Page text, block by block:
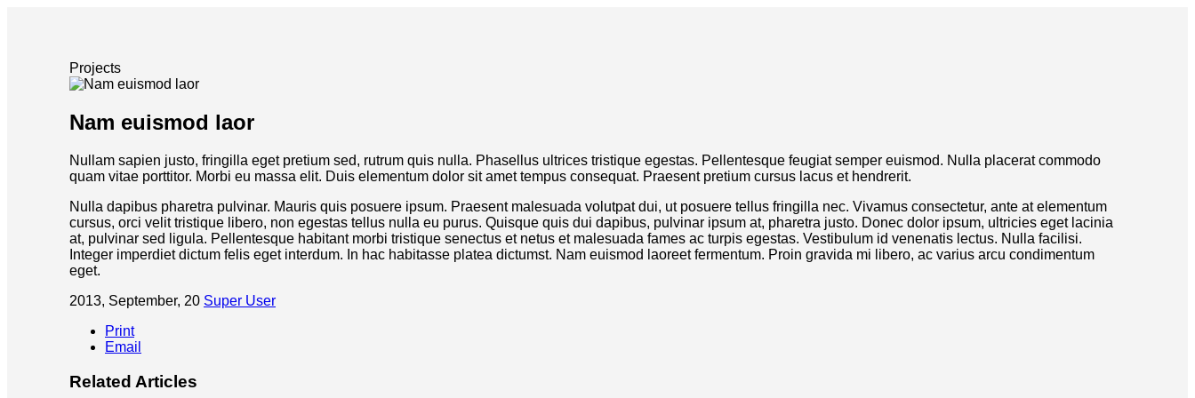
Projects
Nam euismod laor
Nullam sapien justo, fringilla eget pretium sed, rutrum quis nulla. Phasellus ultrices tristique egestas. Pellentesque feugiat semper euismod. Nulla placerat commodo
quam vitae porttitor. Morbi eu massa elit. Duis elementum dolor sit amet tempus consequat. Praesent pretium cursus lacus et hendrerit.
Nulla dapibus pharetra pulvinar. Mauris quis posuere ipsum. Praesent malesuada volutpat dui, ut posuere tellus fringilla nec. Vivamus consectetur, ante at elementum
cursus, orci velit tristique libero, non egestas tellus nulla eu purus. Quisque quis dui dapibus, pulvinar ipsum at, pharetra justo. Donec dolor ipsum, ultricies eget lacinia
at, pulvinar sed ligula. Pellentesque habitant morbi tristique senectus et netus et malesuada fames ac turpis egestas. Vestibulum id venenatis lectus. Nulla facilisi.
Integer imperdiet dictum felis eget interdum. In hac habitasse platea dictumst. Nam euismod laoreet fermentum. Proin gravida mi libero, ac varius arcu condimentum
eget.
2013, September, 20 Super User
Print
Email
Related Articles